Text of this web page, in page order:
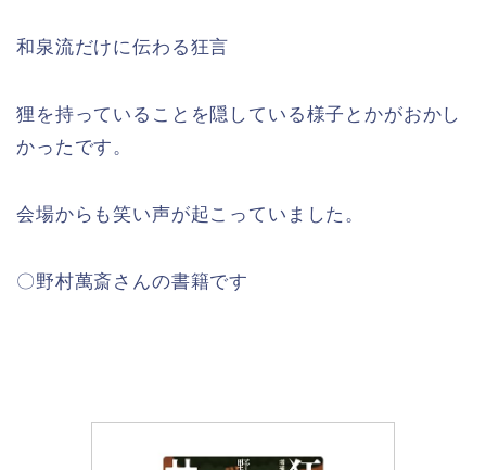
和泉流だけに伝わる狂言
狸を持っていることを隠している様子とかがおかし
かったです。
会場からも笑い声が起こっていました。
〇野村萬斎さんの書籍です